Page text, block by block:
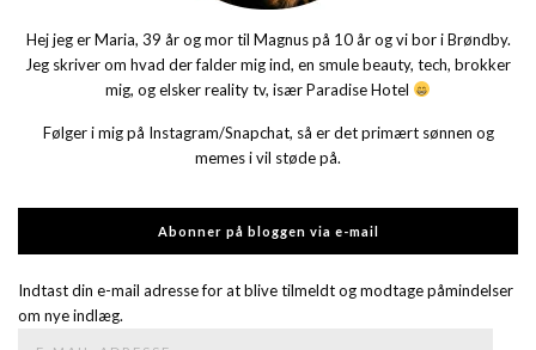
Hej jeg er Maria, 39 år og mor til Magnus på 10 år og vi bor i Brøndby.
Jeg skriver om hvad der falder mig ind, en smule beauty, tech, brokker
mig, og elsker reality tv, især Paradise Hotel
Følger i mig på Instagram/Snapchat, så er det primært sønnen og
memes i vil støde på.
Abonner på bloggen via e-mail
Indtast din e-mail adresse for at blive tilmeldt og modtage påmindelser
om nye indlæg.